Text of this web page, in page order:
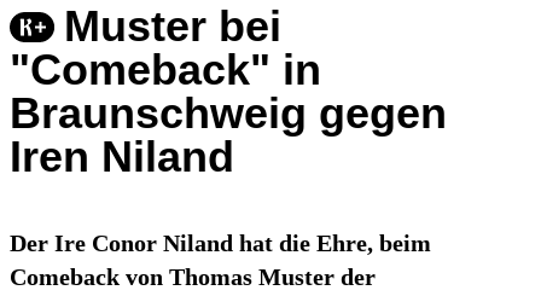
Muster bei
"Comeback" in
Braunschweig gegen
Iren Niland
Der Ire Conor Niland hat die Ehre, beim
Comeback von Thomas Muster der